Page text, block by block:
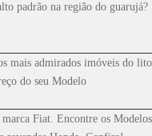
padrão na região do guarujá?
mais admirados imóveis do
do seu Modelo
Fiat. Encontre os